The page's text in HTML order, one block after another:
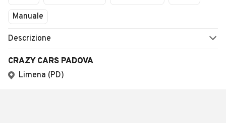
Manuale
Descrizione
CRAZY CARS PADOVA
Limena (PD)